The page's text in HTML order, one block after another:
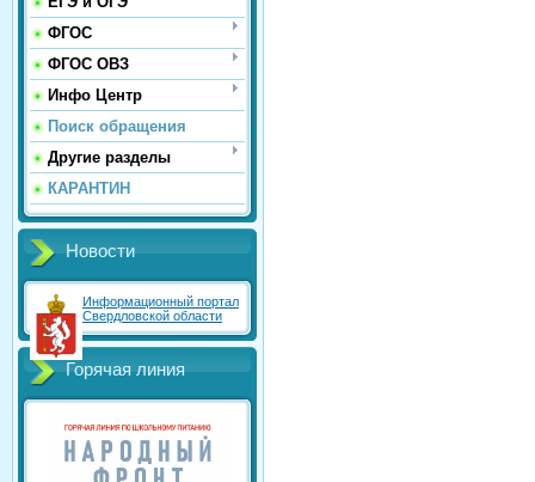
ФГОС
ФГОС ОВЗ
Инфо Центр
Поиск обращения
Другие разделы
КАРАНТИН
Новости
Информационный портал
Свердловской области
Горячая линия